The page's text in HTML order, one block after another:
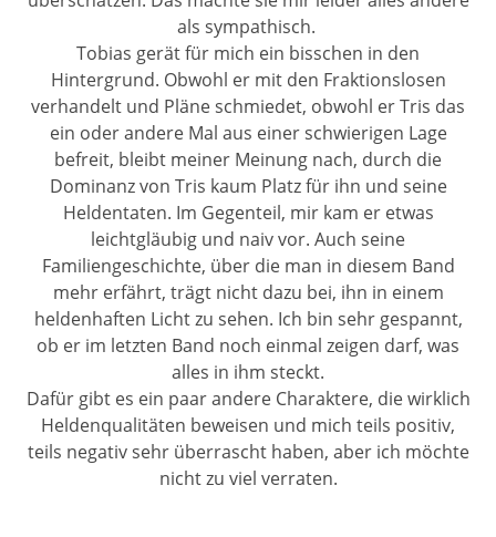
als sympathisch.
Tobias gerät für mich ein bisschen in den
Hintergrund. Obwohl er mit den Fraktionslosen
verhandelt und Pläne schmiedet, obwohl er Tris das
ein oder andere Mal aus einer schwierigen Lage
befreit, bleibt meiner Meinung nach, durch die
Dominanz von Tris kaum Platz für ihn und seine
Heldentaten. Im Gegenteil, mir kam er etwas
leichtgläubig und naiv vor. Auch seine
Familiengeschichte, über die man in diesem Band
mehr erfährt, trägt nicht dazu bei, ihn in einem
heldenhaften Licht zu sehen. Ich bin sehr gespannt,
ob er im letzten Band noch einmal zeigen darf, was
alles in ihm steckt.
Dafür gibt es ein paar andere Charaktere, die wirklich
Heldenqualitäten beweisen und mich teils positiv,
teils negativ sehr überrascht haben, aber ich möchte
nicht zu viel verraten.